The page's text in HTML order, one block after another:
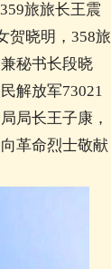
旅旅长王震
贺晓明，358旅
秘书长段晓
解放军73021
局长王子康，
革命烈士敬献